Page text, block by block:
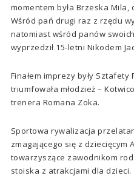
momentem była Brzeska Mila,
Wśród pań drugi raz z rzędu
natomiast wśród panów
wyprzedził 15-letni Nikodem
Finałem imprezy były
triumfowała młodzież –
trenera Romana Zoka.
Sportowa rywalizacja
zmagającego się z dziecięcym
towarzyszące zawodnikom
stoiska z atrakcjami dla dzieci.